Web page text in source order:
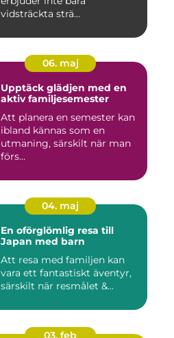
vidsträckta strä...
06. maj
Upptäck glädjen med en
aktiv familjesemester
Att planera en semester kan
ibland kännas som en
utmaning, särskilt när man
förs...
04. maj
En oförglömlig resa till
Japan med barn
Att resa med familjen kan
vara ett fantastiskt äventyr,
särskilt när resmålet &...
03. feb